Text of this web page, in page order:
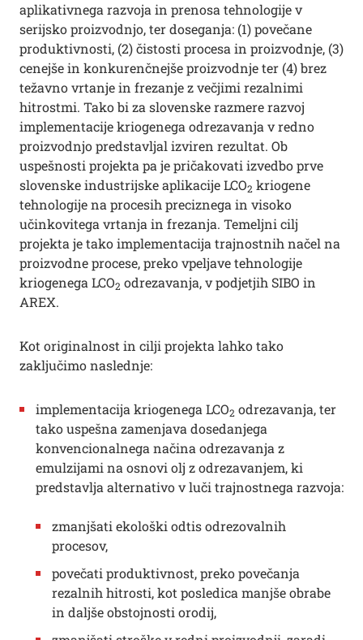
aplikativnega razvoja in prenosa tehnologije v
serijsko proizvodnjo, ter doseganja: (1) povečane
produktivnosti, (2) čistosti procesa in proizvodnje, (3)
cenejše in konkurenčnejše proizvodnje ter (4) brez
težavno vrtanje in frezanje z večjimi rezalnimi
hitrostmi. Tako bi za slovenske razmere razvoj
implementacije kriogenega odrezavanja v redno
proizvodnjo predstavljal izviren rezultat. Ob
uspešnosti projekta pa je pričakovati izvedbo prve
slovenske industrijske aplikacije LCO2 kriogene
tehnologije na procesih preciznega in visoko
učinkovitega vrtanja in frezanja. Temeljni cilj
projekta je tako implementacija trajnostnih načel na
proizvodne procese, preko vpeljave tehnologije
kriogenega LCO2 odrezavanja, v podjetjih SIBO in
AREX.
Kot originalnost in cilji projekta lahko tako
zaključimo naslednje:
implementacija kriogenega LCO2 odrezavanja, ter
tako uspešna zamenjava dosedanjega
konvencionalnega načina odrezavanja z
emulzijami na osnovi olj z odrezavanjem, ki
predstavlja alternativo v luči trajnostnega razvoja:
zmanjšati ekološki odtis odrezovalnih
procesov,
povečati produktivnost, preko povečanja
rezalnih hitrosti, kot posledica manjše obrabe
in daljše obstojnosti orodij,